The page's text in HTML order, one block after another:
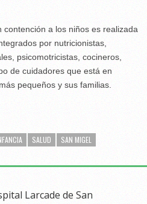
a los niños es realizada
por nutricionistas,
psicomotricistas, cocineros,
de cuidadores que está en
pequeños y sus familias.
SALUD SAN MIGEL
Larcade de San